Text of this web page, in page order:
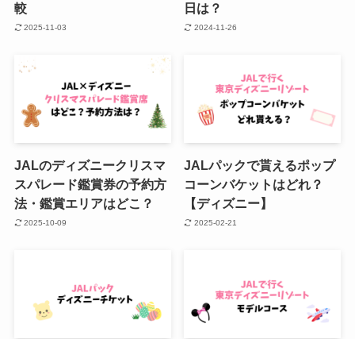
較
2025-11-03
日は？
2024-11-26
JALのディズニークリスマ
スパレード鑑賞券の予約方
法・鑑賞エリアはどこ？
2025-10-09
JALパックで貰えるポップ
コーンバケットはどれ？
【ディズニー】
2025-02-21